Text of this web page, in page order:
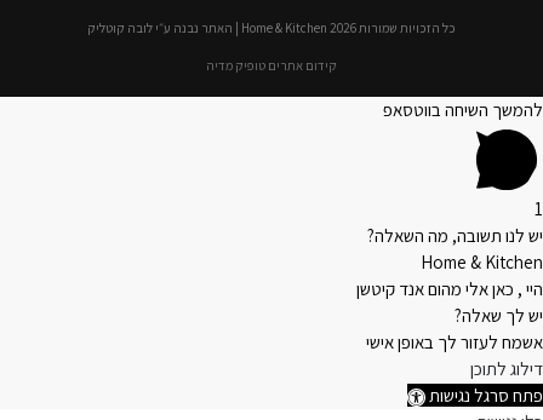
כל הזכויות שמורות 2026 Home & Kitchen | האתר נבנה ע״י לובה קוטליק
קידום אתרים טופיק מדיה
להמשך השיחה בווטסאפ
1
יש לנו תשובה, מה השאלה?
Home & Kitchen
היי , כאן אלי מהום אנד קיטשן
יש לך שאלה?
אשמח לעזור לך באופן אישי
דילוג לתוכן
פתח סרגל נגישות